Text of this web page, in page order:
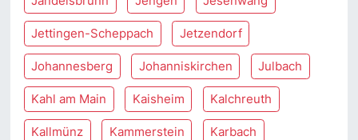
Jettingen-Scheppach Jetzendorf
Johannesberg Johanniskirchen Julbach
Kahl am Main Kaisheim Kalchreuth
Kallmünz Kammerstein Karbach